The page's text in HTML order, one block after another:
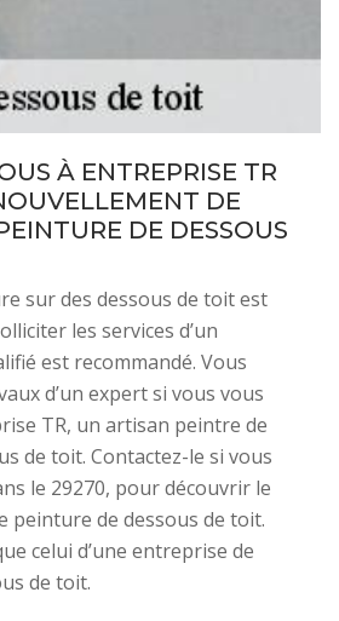
À ENTREPRISE TR
DE
DE DESSOUS
sur des dessous de toit est
les services d’un
est recommandé. Vous
d’un expert si vous vous
TR, un artisan peintre de
de toit. Contactez-le si vous
le 29270, pour découvrir le
peinture de dessous de toit.
celui d’une entreprise de
de toit.